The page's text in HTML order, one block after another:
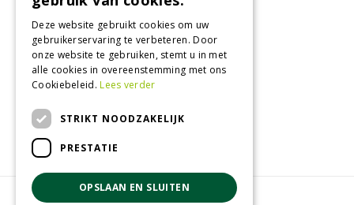
Informatie
Over ons
Algemene voorwaarden
Verzend- en retourregeling
Deze website gebruikt cookies om uw
gebruikerservaring te verbeteren. Door
onze website te gebruiken, stemt u in met
alle cookies in overeenstemming met ons
Cookiebeleid.Lees verder
STRIKT NOODZAKELIJK
PRESTATIE
OPSLAAN EN SLUITEN